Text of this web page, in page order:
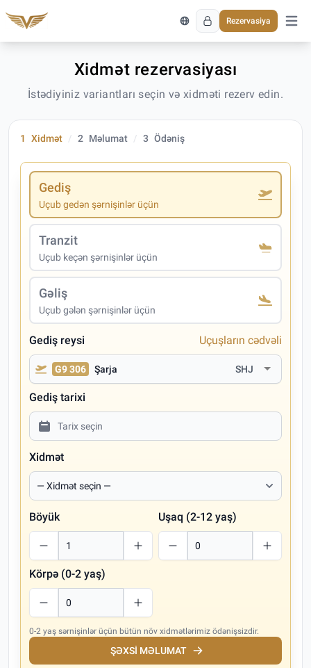
Rezervasiya
Əsas
Xidmət rezervasiyası
İstədiyiniz variantları seçin və xidməti rezerv edin.
1 Xidmət 2 Məlumat 3 Ödəniş
Gediş
Uçub gedən şərnişinlər üçün
Tranzit
Uçub keçən şərnişinlər üçün
Gəliş
Uçub gələn şərnişinlər üçün
Gediş reysi Uçuşların cədvəli
G9 306 Şarja SHJ
Gediş tarixi
Xidmət
Böyük Uşaq (2-12 yaş)
Körpə (0-2 yaş)
0-2 yaş sərnişinlər üçün bütün növ xidmətlərimiz ödənişsizdir.
ŞƏXSI MƏLUMAT